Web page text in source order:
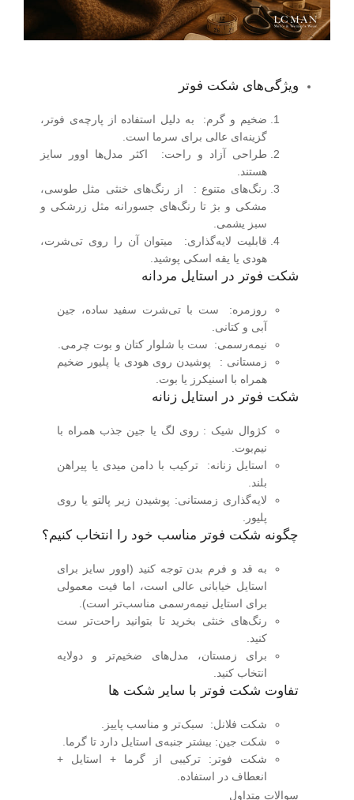
ویژگی‌های شکت فوتر
ضخیم و گرم: به دلیل استفاده از پارچه‌ی فوتر،
گزینه‌ای عالی برای سرما است.
طراحی آزاد و راحت: اکثر مدل‌ها اوور سایز
هستند.
رنگ‌های متنوع : از رنگ‌های خنثی مثل طوسی،
مشکی و بژ تا رنگ‌های جسورانه مثل زرشکی و
سبز یشمی.
قابلیت لایه‌گذاری: میتوان آن را روی تی‌شرت،
هودی یا یقه ‌اسکی پوشید.
شکت فوتر در استایل مردانه
روزمره: ست با تی‌شرت سفید ساده، جین
آبی و کتانی.
نیمه‌رسمی: ست با شلوار کتان و بوت چرمی.
زمستانی : پوشیدن روی هودی یا پلیور ضخیم
همراه با اسنیکرز یا بوت.
شکت فوتر در استایل زنانه
کژوال شیک : روی لگ یا جین جذب همراه با
نیم‌بوت.
استایل زنانه: ترکیب با دامن میدی یا پیراهن
بلند.
لایه‌گذاری زمستانی: پوشیدن زیر پالتو یا روی
پلیور.
چگونه شکت فوتر مناسب خود را انتخاب کنیم؟
به قد و فرم بدن توجه کنید (اوور سایز برای
استایل خیابانی عالی است، اما فیت معمولی
برای استایل نیمه‌رسمی مناسب‌تر است).
رنگ‌های خنثی بخرید تا بتوانید راحت‌تر ست
کنید.
برای زمستان، مدل‌های ضخیم‌تر و دولایه
انتخاب کنید.
تفاوت شکت فوتر با سایر شکت ‌ها
شکت فلانل: سبک‌تر و مناسب پاییز.
شکت جین: بیشتر جنبه‌ی استایل دارد تا گرما.
شکت فوتر : ترکیبی از گرما + استایل +
انعطاف در استفاده.
سوالات متداول